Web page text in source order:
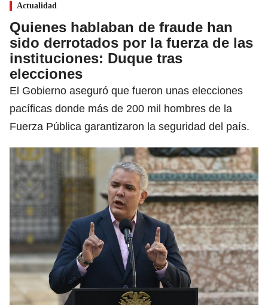
Actualidad
Quienes hablaban de fraude han
sido derrotados por la fuerza de las
instituciones: Duque tras
elecciones
El Gobierno aseguró que fueron unas elecciones
pacíficas donde más de 200 mil hombres de la
Fuerza Pública garantizaron la seguridad del país.